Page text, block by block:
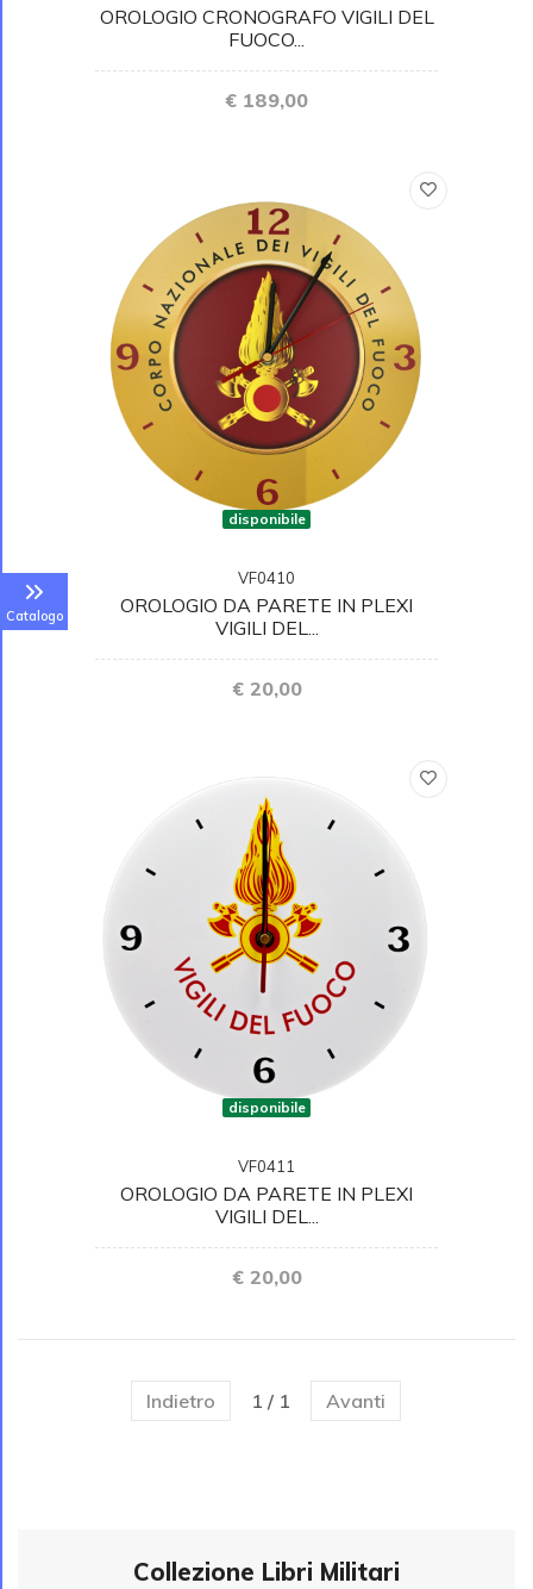
Catalogo
OROLOGIO CRONOGRAFO VIGILI DEL
FUOCO...
€ 189,00
disponibile
VF0410
OROLOGIO DA PARETE IN PLEXI
VIGILI DEL...
€ 20,00
disponibile
VF0411
OROLOGIO DA PARETE IN PLEXI
VIGILI DEL...
€ 20,00
Indietro 1 / 1 Avanti
Collezione Libri Militari